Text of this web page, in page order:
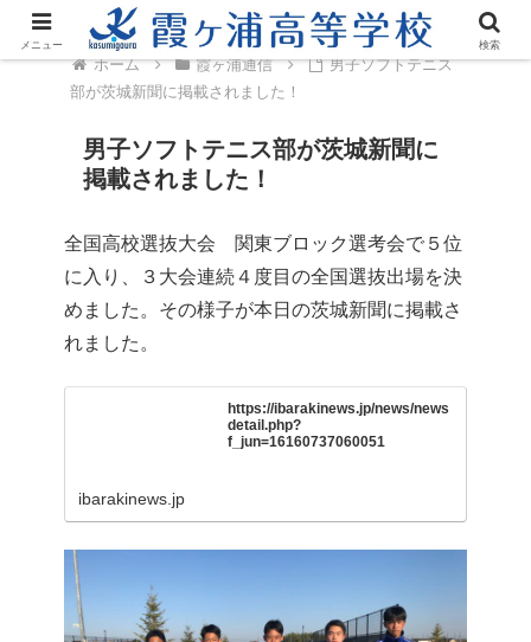
ホーム 霞ヶ浦通信
男子ソフトテニス
部が茨城新聞に掲載されました！
男子ソフトテニス部が茨城新聞に
掲載されました！
全国高校選抜大会 関東ブロック選考会で５位
に入り、３大会連続４度目の全国選抜出場を決
めました。その様子が本日の茨城新聞に掲載さ
れました。
https://ibarakinews.jp/news/news
detail.php?
f_jun=16160737060051
ibarakinews.jp
メニュー 検索